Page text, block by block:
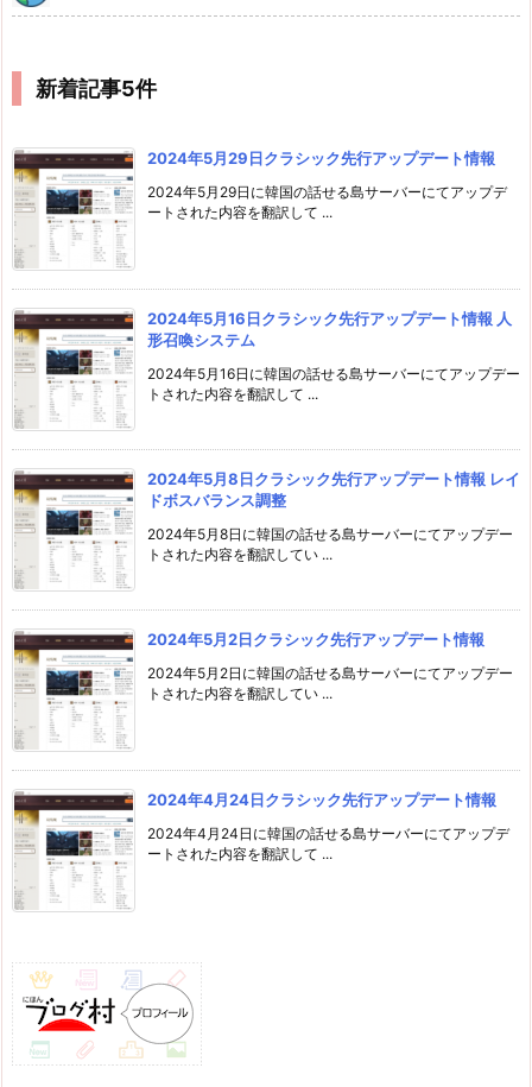
新着記事5件
2024年5月29日クラシック先行アップデート情報
2024年5月29日に韓国の話せる島サーバーにてアップデ
ートされた内容を翻訳して ...
2024年5月16日クラシック先行アップデート情報 人
形召喚システム
2024年5月16日に韓国の話せる島サーバーにてアップデー
トされた内容を翻訳して ...
2024年5月8日クラシック先行アップデート情報 レイ
ドボスバランス調整
2024年5月8日に韓国の話せる島サーバーにてアップデー
トされた内容を翻訳してい ...
2024年5月2日クラシック先行アップデート情報
2024年5月2日に韓国の話せる島サーバーにてアップデー
トされた内容を翻訳してい ...
2024年4月24日クラシック先行アップデート情報
2024年4月24日に韓国の話せる島サーバーにてアップデ
ートされた内容を翻訳して ...